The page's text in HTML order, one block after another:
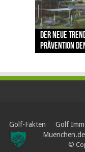
Der neue
Prävention
Luštica Bay
Community
Vom 85. Platz
schreibt bei
Claret Jug:
berühmteste
The Open
Golf-Fakten Golf
Muenchen.de
©